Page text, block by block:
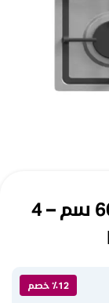
سطح غاز بلت ان ماستر جاز 60 سم – 4
٪12 خصم